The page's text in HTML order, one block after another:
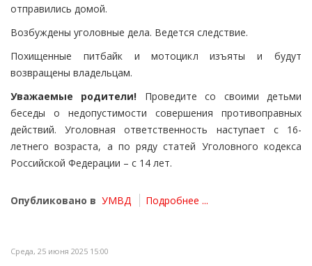
отправились домой.
Возбуждены уголовные дела. Ведется следствие.
Похищенные питбайк и мотоцикл изъяты и будут
возвращены владельцам.
Уважаемые родители! Проведите со своими детьми
беседы о недопустимости совершения противоправных
действий. Уголовная ответственность наступает с 16-
летнего возраста, а по ряду статей Уголовного кодекса
Российской Федерации – с 14 лет.
Опубликовано в УМВД Подробнее ...
Среда, 25 июня 2025 15:00